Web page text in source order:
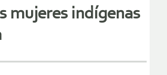
mujeres indígenas